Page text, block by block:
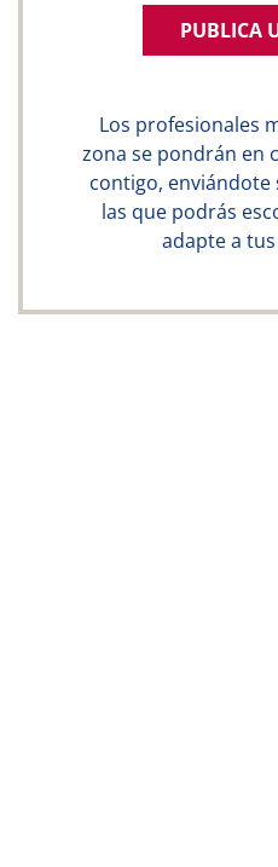
PUBLICA
Los profesionales
zona se pondrán en
contigo,
las que podrás
adapte a